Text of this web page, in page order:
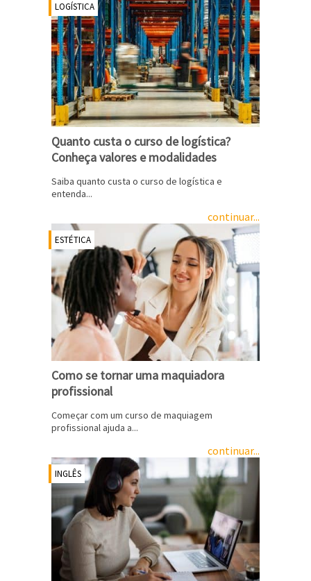
LOGÍSTICA
Quanto custa o curso de logística?
Conheça valores e modalidades
Saiba quanto custa o curso de logística e
entenda...
continuar...
ESTÉTICA
Como se tornar uma maquiadora
profissional
Começar com um curso de maquiagem
profissional ajuda a...
continuar...
INGLÊS